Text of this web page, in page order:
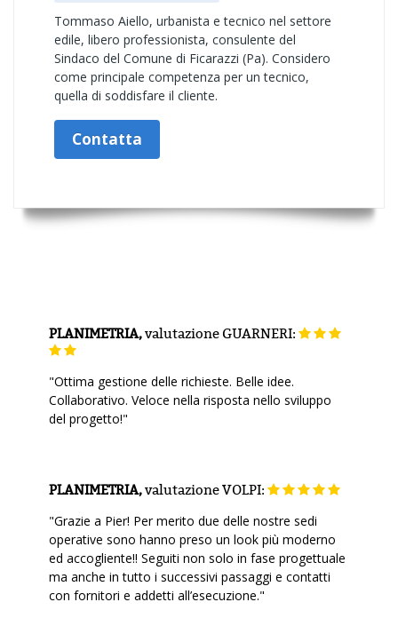
Tommaso Aiello, urbanista e tecnico nel settore
edile, libero professionista, consulente del
Sindaco del Comune di Ficarazzi (Pa). Considero
come principale competenza per un tecnico,
quella di soddisfare il cliente.
Contatta
PLANIMETRIA,valutazioneGUARNERI:
"Ottima gestione delle richieste. Belle idee.
Collaborativo. Veloce nella risposta nello sviluppo
del progetto!"
PLANIMETRIA,valutazioneVOLPI:
"Grazie a Pier! Per merito due delle nostre sedi
operative sono hanno preso un look più moderno
ed accogliente!! Seguiti non solo in fase progettuale
ma anche in tutto i successivi passaggi e contatti
con fornitori e addetti all’esecuzione."